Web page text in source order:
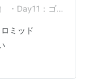
・Day11：ゴ
具合 （右）
23mm ・
⇒結果 6個 ・す
ミッド